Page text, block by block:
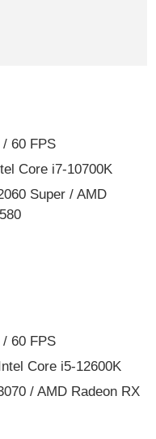
/ 60 FPS
Core i7-10700K
Super / AMD
/ 60 FPS
Core i5-12600K
/ AMD Radeon RX